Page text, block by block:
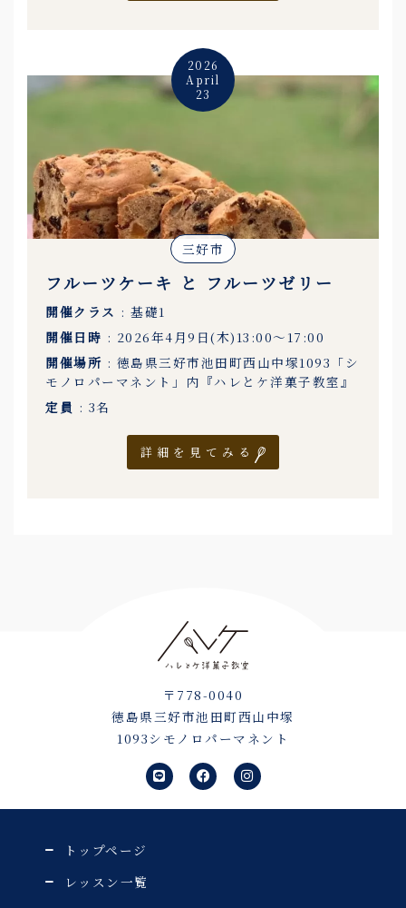
2026
April
23
三好市
フルーツケーキ と フルーツゼリー
開催クラス : 基礎1
開催日時 : 2026年4月9日(木)13:00〜17:00
開催場所 : 徳島県三好市池田町西山中塚1093「シ
モノロパーマネント」内『ハレとケ洋菓子教室』
定員 : 3名
詳細を見てみる
〒778-0040
徳島県三好市池田町西山中塚
1093シモノロパーマネント
L
i
n
e
F
a
c
e
I
n
s
t
トップページ
レッスン一覧